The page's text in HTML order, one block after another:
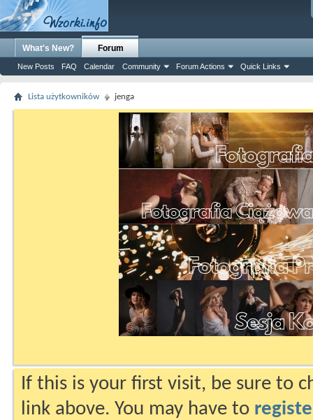
What's New? Forum
New Posts FAQ Calendar Community Forum Actions Quick Links
Lista użytkowników jenga
If this is your first visit, be sure to
link above. You may have to